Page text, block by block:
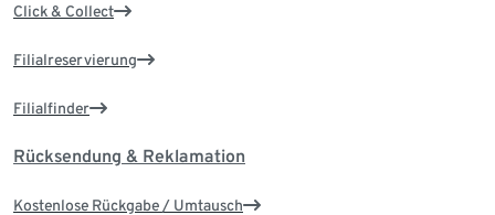
Click & Collect
Filialreservierung
Filialfinder
Rücksendung & Reklamation
Kostenlose Rückgabe / Umtausch